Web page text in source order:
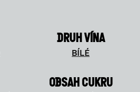
DRUH VÍNA
BÍLÉ
OBSAH CUKRU